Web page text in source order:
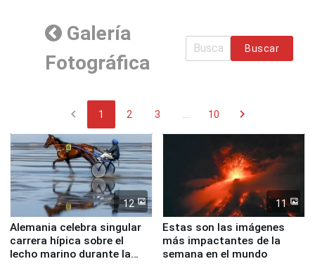
Galería
Fotográfica
Buscar
chevron_left 1 2 3 10 chevron_right
12
Alemania celebra singular
carrera hípica sobre el
lecho marino durante la
11
Estas son las imágenes
más impactantes de la
semana en el mundo